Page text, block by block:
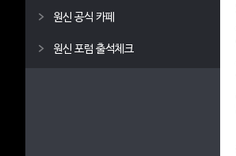
원신 공식 카페
원신 포럼 출석체크